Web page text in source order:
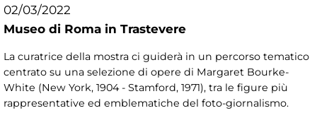
02/03/2022
Museo di Roma in Trastevere
La curatrice della mostra ci guiderà in un percorso tematico
centrato su una selezione di opere di Margaret Bourke-
White (New York, 1904 - Stamford, 1971), tra le figure più
rappresentative ed emblematiche del foto-giornalismo.